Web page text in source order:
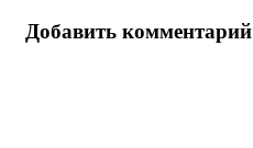
Добавить комментарий